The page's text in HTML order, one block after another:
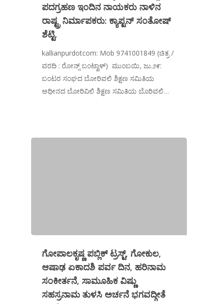
ಪದಗ್ರಹಣ ಇಂದಿನ ನಾಯಕರು ನಾಳಿನ
ರಾಷ್ಟ್ರ ನಿರ್ಮಾಪಕರು: ಕ್ಯಾಪ್ಟನ್ ಸಂತೋಷ್
ಶೆಟ್ಟಿ.
kallianpurdotcom: Mob 9741001849 (ಚಿತ್ರ /
ವರದಿ : ರೋನ್ಸ್ ಬಂಟ್ವಾಳ್) ಮುಂಬಯಿ, ಜು.೨೯:
ಬಂಟರ ಸಂಘದ ಬೋರಿವಲಿ ಶಿಕ್ಷಣ ಸಮಿತಿಯ
ಅಧೀನದ ಬೋರಿವಿಲಿ ಶಿಕ್ಷಣ ಸಮಿತಿಯ ಬೊರಿವಲಿ…
ಗೋಪಾಲಕೃಷ್ಣ ಪಬ್ಲಿಕ್ ಟ್ರಸ್ಟ್, ಗೋಕುಲ,
ಆಷಾಢ ಏಕಾದಶಿ ಪರ್ವ ದಿನ, ಹರಿನಾಮ
ಸಂಕೀರ್ತನೆ, ಸಾಮೂಹಿಕ ವಿಷ್ಣು
ಸಹಸ್ರನಾಮ ತುಳಸಿ ಅರ್ಚನೆ ಭಗವದ್ಗೀತೆ